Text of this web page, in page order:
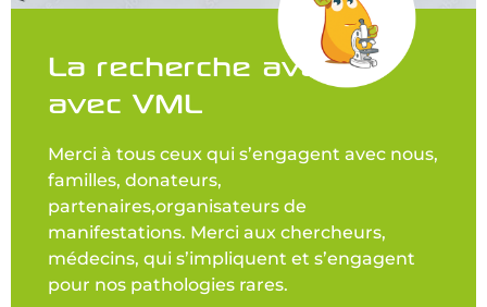
La recherche avance
avec VML
Merci à tous ceux qui s’engagent avec nous,
familles, donateurs,
partenaires,organisateurs de
manifestations. Merci aux chercheurs,
médecins, qui s’impliquent et s’engagent
pour nos pathologies rares.